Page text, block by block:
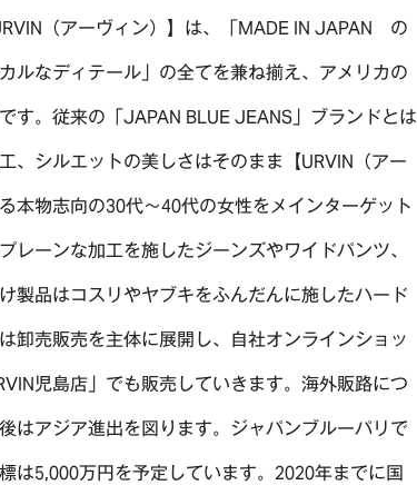
（アーヴィン）】は、「MADE IN JAPAN の
ルなディテール」の全てを兼ね揃え、アメリカの
す。従来の「JAPAN BLUE JEANS」ブランドとは
、シルエットの美しさはそのまま【URVIN（アー
本物志向の30代～40代の女性をメインターゲット
ーンな加工を施したジーンズやワイドパンツ、
製品はコスリやヤブキをふんだんに施したハード
卸売販売を主体に展開し、自社オンラインショッ
児島店」でも販売していきます。海外販路につ
はアジア進出を図ります。ジャパンブルーパリで
は5,000万円を予定しています。2020年までに国